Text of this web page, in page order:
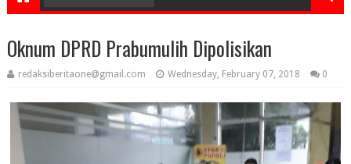
Oknum DPRD Prabumulih Dipolisikan
redaksiberitaone@gmail.com Wednesday, February 07, 2018 0